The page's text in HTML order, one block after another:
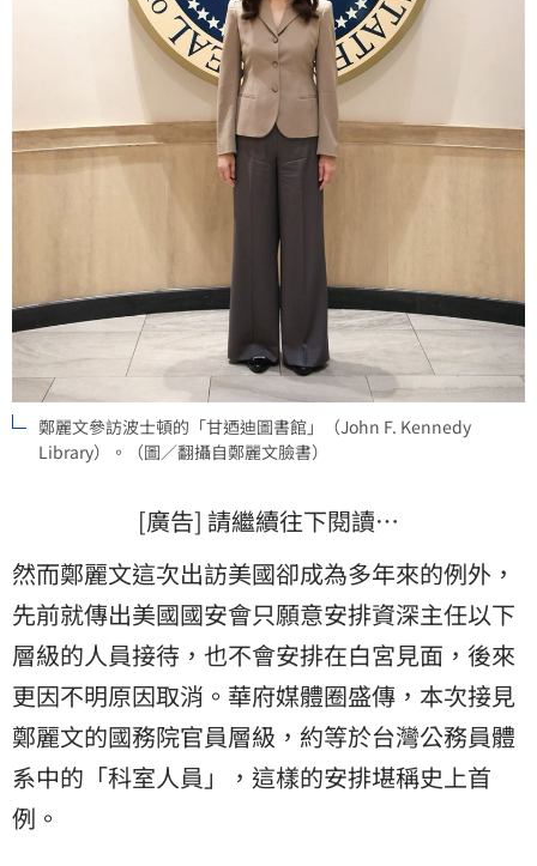
鄭麗文參訪波士頓的「甘迺迪圖書館」（John F. Kennedy
Library）。（圖／翻攝自鄭麗文臉書）
[廣告] 請繼續往下閱讀…
然而鄭麗文這次出訪美國卻成為多年來的例外，
先前就傳出美國國安會只願意安排資深主任以下
層級的人員接待，也不會安排在白宮見面，後來
更因不明原因取消。華府媒體圈盛傳，本次接見
鄭麗文的國務院官員層級，約等於台灣公務員體
系中的「科室人員」，這樣的安排堪稱史上首
例。